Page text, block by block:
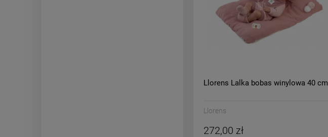
Llorens Lalka bobas winylowa 40 cm
Llorens
272,00 zł